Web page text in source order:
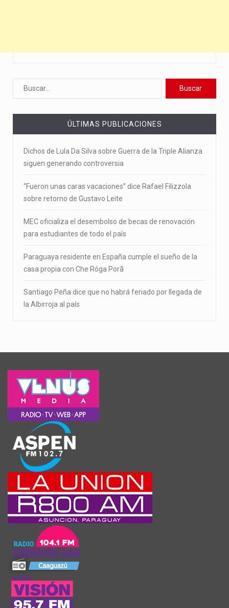
ÚLTIMAS PUBLICACIONES
Dichos de Lula Da Silva sobre Guerra de la Triple Alianza
siguen generando controversia
“Fueron unas caras vacaciones” dice Rafael Filizzola
sobre retorno de Gustavo Leite
MEC oficializa el desembolso de becas de renovación
para estudiantes de todo el país
Paraguaya residente en España cumple el sueño de la
casa propia con Che Róga Porã
Santiago Peña dice que no habrá feriado por llegada de
la Albirroja al país